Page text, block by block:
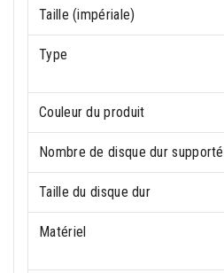
Taille (impériale)
Type
Couleur du produit
Nombre de disque dur supporté
Taille du disque dur
Matériel